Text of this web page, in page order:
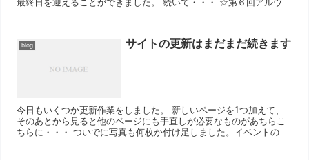
最終日を迎えることができました。 続いて・・・ ☆第６回アルヴェ
blog サイトの更新はまだまだ続きます
今日もいくつか更新作業をしました。 新しいページを1つ加えて、
そのあとから見ると他のページにも手直しが必要なものがあちらこ
ちらに・・・ ついでに写真も何枚か付け足しました。イベントの写